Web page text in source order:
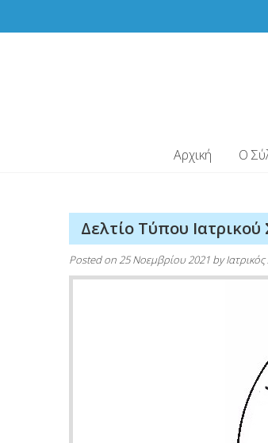
Αρχική Ο
Δελτίο Τύπου
Posted on 25 Νοεμβρίου 2021 by